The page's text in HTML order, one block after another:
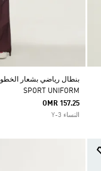
SPORT UNIFORM
OMR 157.25
النساء Y-3